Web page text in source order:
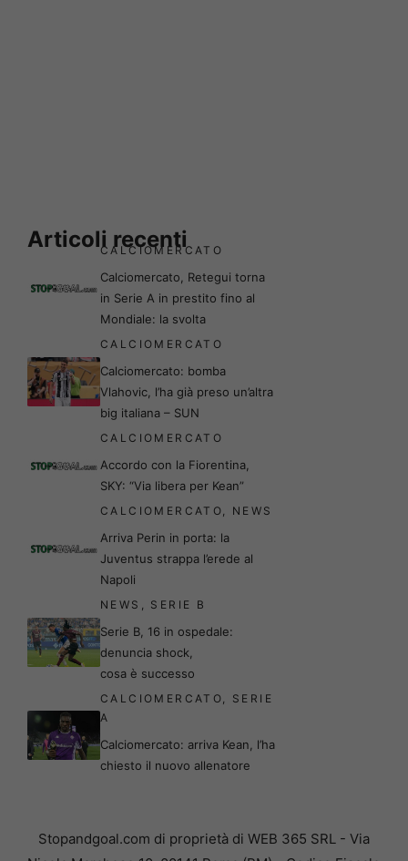
Articoli recenti
CALCIOMERCATO
Calciomercato, Retegui torna
in Serie A in prestito fino al
Mondiale: la svolta
CALCIOMERCATO
Calciomercato: bomba
Vlahovic, l’ha già preso un’altra
big italiana – SUN
CALCIOMERCATO
Accordo con la Fiorentina,
SKY: “Via libera per Kean”
CALCIOMERCATO, NEWS
Arriva Perin in porta: la
Juventus strappa l’erede al
Napoli
NEWS , SERIE B
Serie B, 16 in ospedale:
denuncia shock,
cosa è successo
CALCIOMERCATO, SERIE
A
Calciomercato: arriva Kean, l’ha
chiesto il nuovo allenatore
Stopandgoal.com di proprietà di WEB 365 SRL - Via